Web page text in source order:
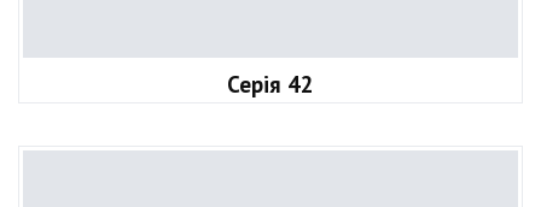
Серія 42